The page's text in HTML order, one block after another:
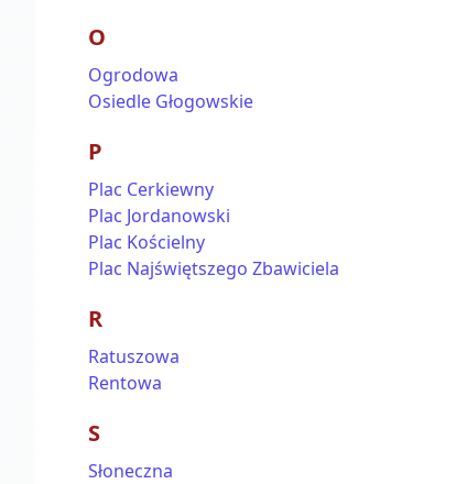
O
Ogrodowa
Osiedle Głogowskie
P
Plac Cerkiewny
Plac Jordanowski
Plac Kościelny
Plac Najświętszego Zbawiciela
R
Ratuszowa
Rentowa
S
Słoneczna